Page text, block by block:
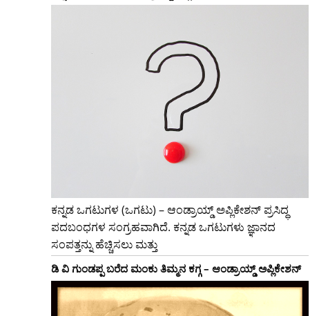
ಕನ್ನಡ ಒಗಟುಗಳ (ಒಗಟು) – ಆಂಡ್ರಾಯ್ಡ್ ಅಪ್ಲಿಕೇಶನ್ ಪ್ರಸಿದ್ಧ
ಪದಬಂಧಗಳ ಸಂಗ್ರಹವಾಗಿದೆ. ಕನ್ನಡ ಒಗಟುಗಳು ಜ್ಞಾನದ
ಸಂಪತ್ತನ್ನು ಹೆಚ್ಚಿಸಲು ಮತ್ತು
ಡಿ ವಿ ಗುಂಡಪ್ಪ ಬರೆದ ಮಂಕು ತಿಮ್ಮನ ಕಗ್ಗ – ಆಂಡ್ರಾಯ್ಡ್ ಅಪ್ಲಿಕೇಶನ್